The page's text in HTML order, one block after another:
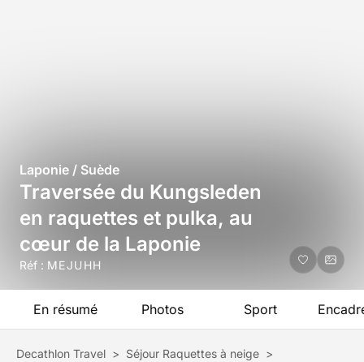
Laponie / Suède
Traversée du Kungsleden
en raquettes et pulka, au
cœur de la Laponie
Réf : MEJUHH
En résumé Photos Sport
Decathlon Travel > Séjour Raquettes à neige >